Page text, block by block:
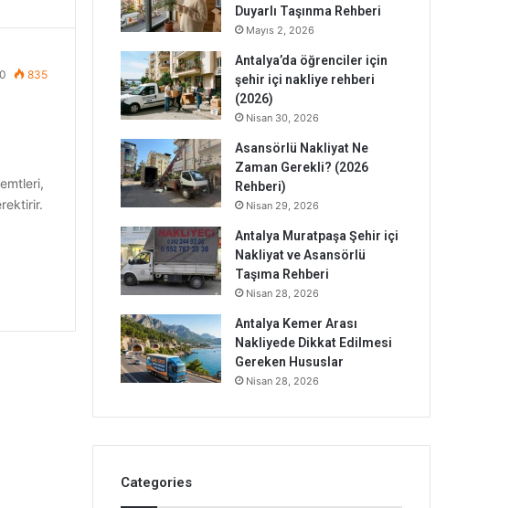
0 835
Duyarlı Taşınma Rehberi
Mayıs 2, 2026
Antalya’da öğrenciler için
şehir içi nakliye rehberi
(2026)
Nisan 30, 2026
Asansörlü Nakliyat Ne
Zaman Gerekli? (2026
Rehberi)
Nisan 29, 2026
Antalya Muratpaşa Şehir içi
Nakliyat ve Asansörlü
Taşıma Rehberi
Nisan 28, 2026
Antalya Kemer Arası
Nakliyede Dikkat Edilmesi
Gereken Hususlar
Nisan 28, 2026
Categories